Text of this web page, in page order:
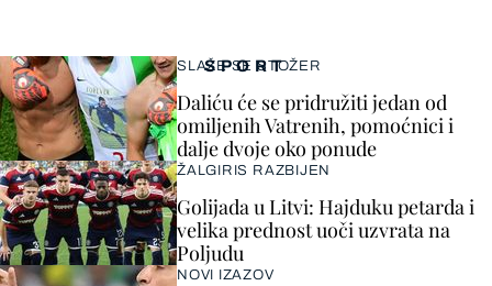
SPORT
SLAŽE SE STOŽER
Daliću će se pridružiti jedan od
omiljenih Vatrenih, pomoćnici i
dalje dvoje oko ponude
ŽALGIRIS RAZBIJEN
Golijada u Litvi: Hajduku petarda i
velika prednost uoči uzvrata na
Poljudu
NOVI IZAZOV